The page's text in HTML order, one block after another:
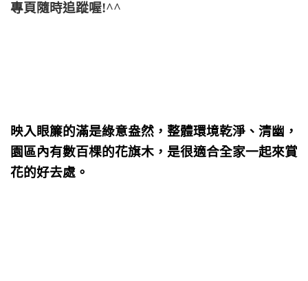
專頁隨時追蹤喔!^^
映入眼簾的滿是綠意盎然，整體環境乾淨、清幽，
園區內有數百棵的花旗木，是很適合全家一起來賞
花的好去處。